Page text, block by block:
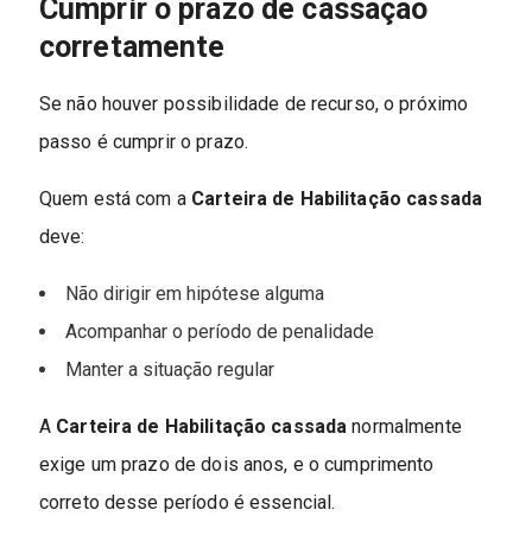
Cumprir o prazo de cassação
corretamente
Se não houver possibilidade de recurso, o próximo
passo é cumprir o prazo.
Quem está com a Carteira de Habilitação cassada
deve:
Não dirigir em hipótese alguma
Acompanhar o período de penalidade
Manter a situação regular
A Carteira de Habilitação cassada normalmente
exige um prazo de dois anos, e o cumprimento
correto desse período é essencial.